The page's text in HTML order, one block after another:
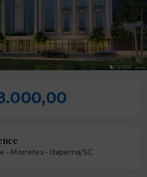
- Morretes - Itapema/SC